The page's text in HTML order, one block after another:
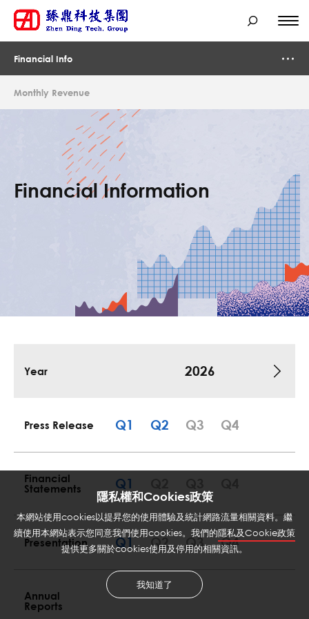
Ding
Tech.
Financial Info
Monthly Revenue
Financial Information
Year 2026
Press Release Q1 Q2 Q3 Q4
Financial
Statements
Q1
Presentation Q1 Q2 Q3 Q4 Q1
Annual
Reports
隱私權和Cookies政策
本網站使用cookies以提昇您的使用體驗及統計網路流量相關資料。繼
續使用本網站表示您同意我們使用cookies。我們的隱私及Cookie政策
提供更多關於cookies使用及停用的相關資訊。
我知道了